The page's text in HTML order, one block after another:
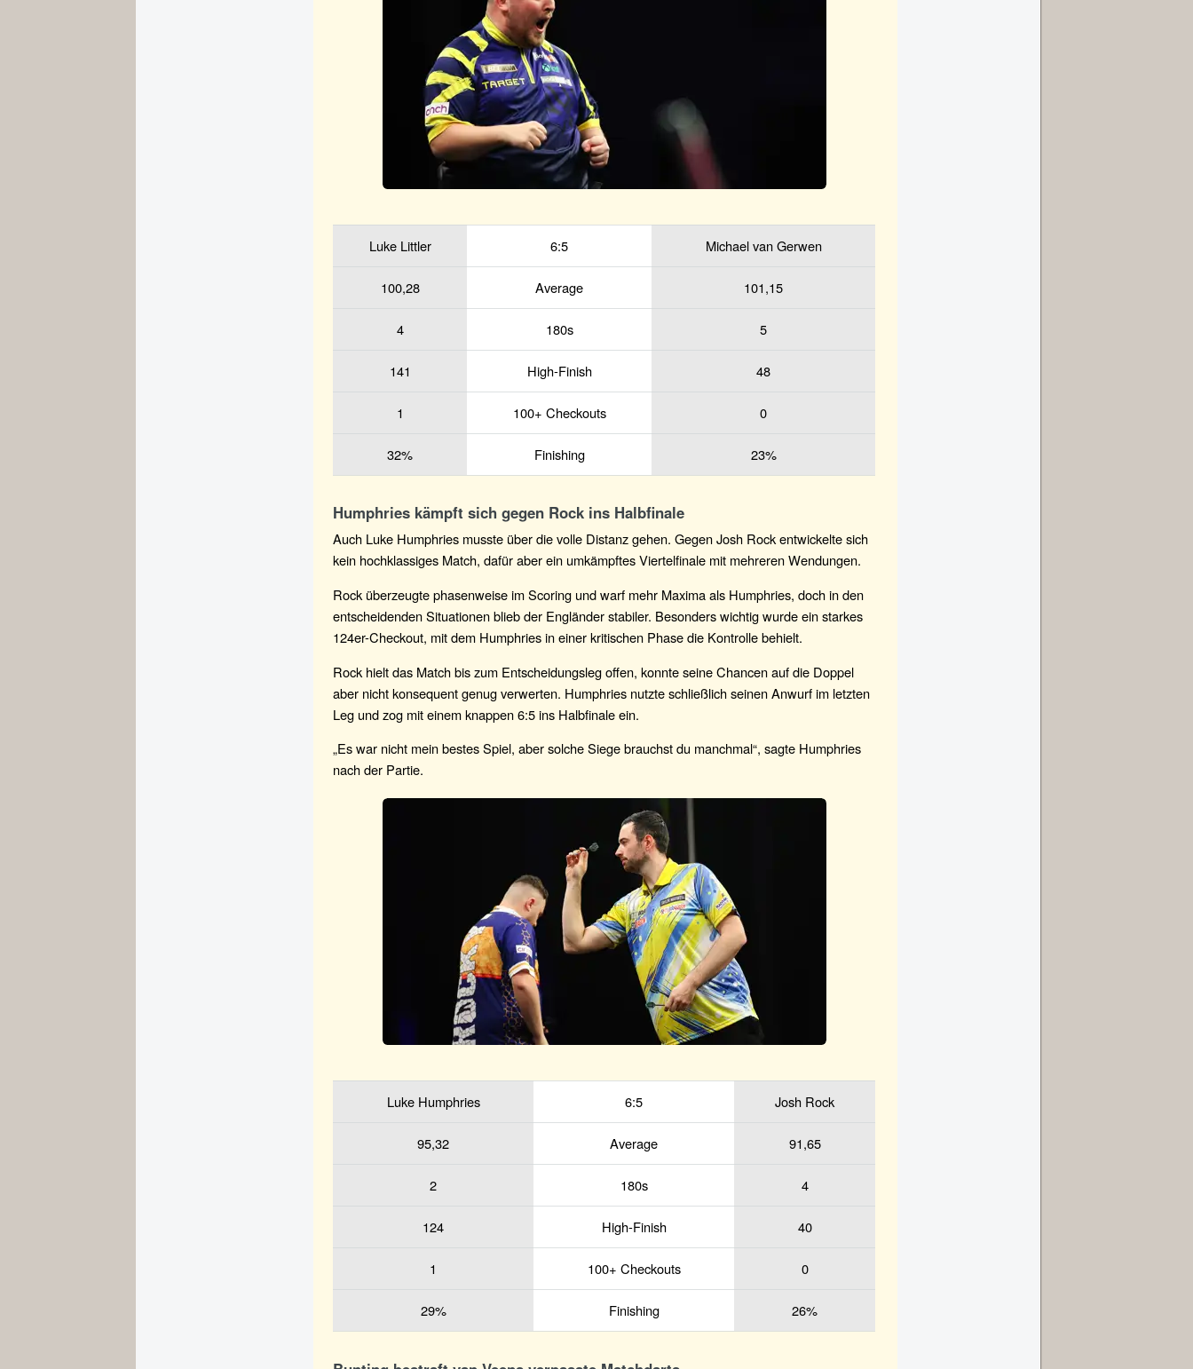
Luke Littler 6:5 Michael van Gerwen
100,28 Average 101,15
4 180s 5
141 High-Finish 48
1 100+ Checkouts 0
32% Finishing 23%
Humphries kämpft sich gegen Rock ins Halbfinale
Auch Luke Humphries musste über die volle Distanz gehen. Gegen Josh Rock entwickelte sich
kein hochklassiges Match, dafür aber ein umkämpftes Viertelfinale mit mehreren Wendungen.
Rock überzeugte phasenweise im Scoring und warf mehr Maxima als Humphries, doch in den
entscheidenden Situationen blieb der Engländer stabiler. Besonders wichtig wurde ein starkes
124er-Checkout, mit dem Humphries in einer kritischen Phase die Kontrolle behielt.
Rock hielt das Match bis zum Entscheidungsleg offen, konnte seine Chancen auf die Doppel
aber nicht konsequent genug verwerten. Humphries nutzte schließlich seinen Anwurf im letzten
Leg und zog mit einem knappen 6:5 ins Halbfinale ein.
„Es war nicht mein bestes Spiel, aber solche Siege brauchst du manchmal“, sagte Humphries
nach der Partie.
Luke Humphries 6:5 Josh Rock
95,32 Average 91,65
2 180s 4
124 High-Finish 40
1 100+ Checkouts 0
29% Finishing 26%